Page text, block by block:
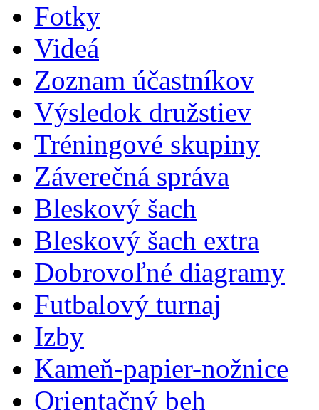
Fotky
Videá
Zoznam účastníkov
Výsledok družstiev
Tréningové skupiny
Záverečná správa
Bleskový šach
Bleskový šach extra
Dobrovoľné diagramy
Futbalový turnaj
Izby
Kameň-papier-nožnice
Orientačný beh